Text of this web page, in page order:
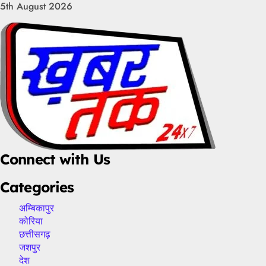
Skip
content
5th August 2026
Facebook
instagram
twitter
linkedin
youtube
Connect with Us
Facebook
instagram
twitter
linkedin
youtube
Categories
अम्बिकापुर
कोरिया
छत्तीसगढ़
जशपुर
देश